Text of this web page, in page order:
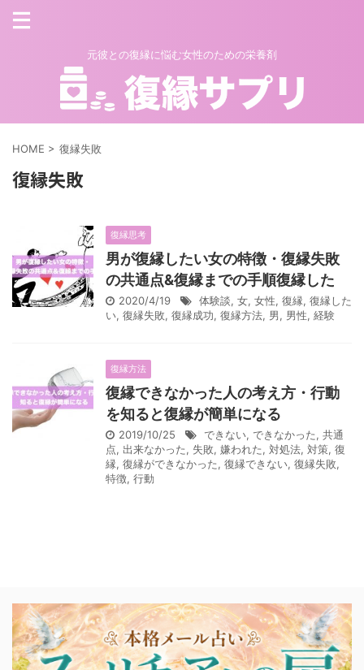
元彼との復縁に悩む女性のための栄養剤
HOME > 復縁失敗
復縁失敗
復縁思考
男が復縁したい女の特徴・復縁失敗
の共通点&復縁までの手順復縁した
2020/4/19 体験談, 女, 女性, 復縁, 復縁した
い, 復縁失敗, 復縁成功, 復縁方法, 男, 男性, 経験
復縁方法
復縁できなかった人の考え方・行動
を知ると復縁が簡単になる
2019/10/25 できない, できなかった, 共通
点, 出来なかった, 失敗, 嫌われた, 対処法, 対策, 復
縁, 復縁ができなかった, 復縁できない, 復縁失敗,
特徴, 行動